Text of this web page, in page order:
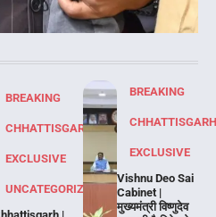
BREAKING
CHHATTISGARH
EXCLUSIVE
UNCATEGORIZED
BREAKING
EXCLUSIVE
Vishnu Deo Sai
Cabinet |
मुख्यमंत्री विष्णुदेव